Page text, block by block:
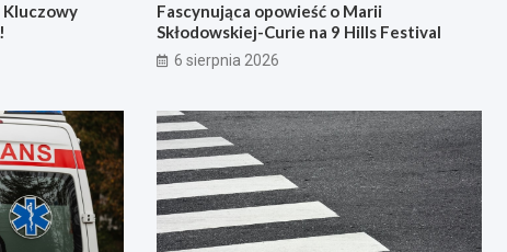
Fascynująca opowieść o Marii
Skłodowskiej-Curie na 9 Hills Festival
6 sierpnia 2026